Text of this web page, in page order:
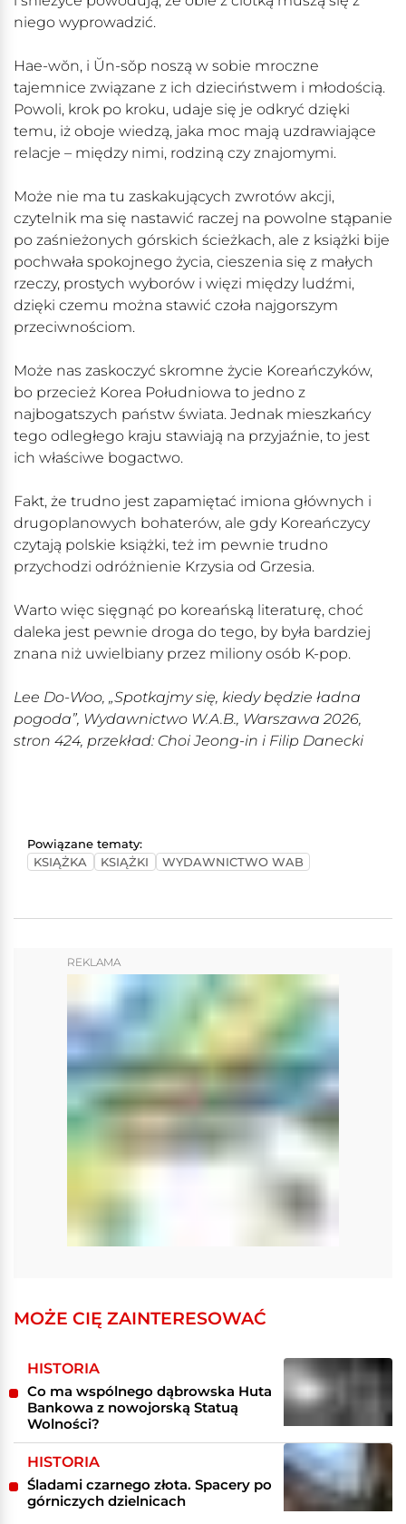
niego wyprowadzić.
Hae-wŏn, i Ŭn-sŏp noszą w sobie mroczne
tajemnice związane z ich dzieciństwem i młodością.
Powoli, krok po kroku, udaje się je odkryć dzięki
temu, iż oboje wiedzą, jaka moc mają uzdrawiające
relacje – między nimi, rodziną czy znajomymi.
Może nie ma tu zaskakujących zwrotów akcji,
czytelnik ma się nastawić raczej na powolne stąpanie
po zaśnieżonych górskich ścieżkach, ale z książki bije
pochwała spokojnego życia, cieszenia się z małych
rzeczy, prostych wyborów i więzi między ludźmi,
dzięki czemu można stawić czoła najgorszym
przeciwnościom.
Może nas zaskoczyć skromne życie Koreańczyków,
bo przecież Korea Południowa to jedno z
najbogatszych państw świata. Jednak mieszkańcy
tego odległego kraju stawiają na przyjaźnie, to jest
ich właściwe bogactwo.
Fakt, że trudno jest zapamiętać imiona głównych i
drugoplanowych bohaterów, ale gdy Koreańczycy
czytają polskie książki, też im pewnie trudno
przychodzi odróżnienie Krzysia od Grzesia.
Warto więc sięgnąć po koreańską literaturę, choć
daleka jest pewnie droga do tego, by była bardziej
znana niż uwielbiany przez miliony osób K-pop.
Lee Do-Woo, „Spotkajmy się, kiedy będzie ładna
pogoda”, Wydawnictwo W.A.B., Warszawa 2026,
stron 424, przekład: Choi Jeong-in i Filip Danecki
Powiązane tematy:
KSIĄŻKA
KSIĄŻKI WYDAWNICTWO WAB
REKLAMA
MOŻE CIĘ ZAINTERESOWAĆ
HISTORIA
Co ma wspólnego dąbrowska Huta
Bankowa z nowojorską Statuą
Wolności?
HISTORIA
Śladami czarnego złota. Spacery po
górniczych dzielnicach